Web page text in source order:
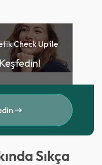
Check Up ile
Keşfedin!
Sıkça